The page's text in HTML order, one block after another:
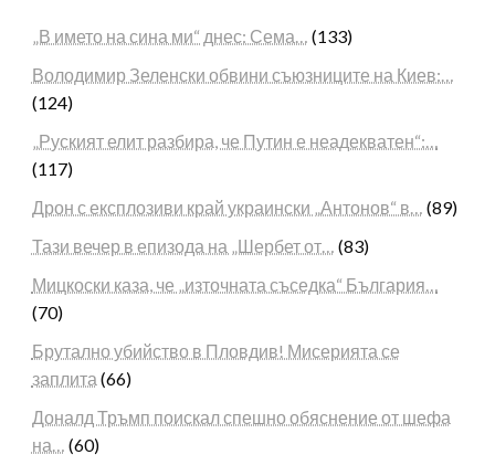
„В името на сина ми“ днес: Сема… (133)
Володимир Зеленски обвини съюзниците на Киев:…
(124)
„Руският елит разбира, че Путин е неадекватен“:…
(117)
Дрон с експлозиви край украински „Антонов“ в… (89)
Тази вечер в епизода на „Шербет от… (83)
Мицкоски каза, че „източната съседка“ България…
(70)
Брутално убийство в Пловдив! Мисерията се
заплита (66)
Доналд Тръмп поискал спешно обяснение от шефа
на… (60)